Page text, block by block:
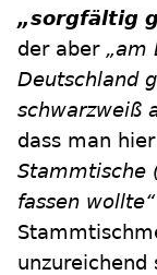
„sorgfältig
der aber„am
Deutschland
schwarzweiß
dass man hier
Stammtische
fassen wollte“
unzureichend